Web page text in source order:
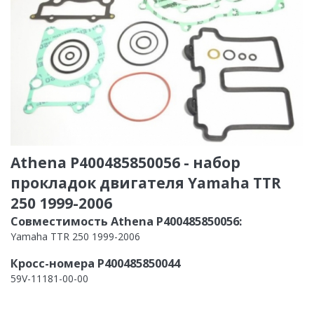
Athena P400485850056 - набор
прокладок двигателя Yamaha TTR
250 1999-2006
Совместимость Athena P400485850056:
Yamaha TTR 250 1999-2006
Кросс-номера P400485850044
59V-11181-00-00